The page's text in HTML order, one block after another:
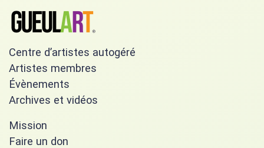
Centre d’artistes autogéré
Artistes membres
Évènements
Archives et vidéos
Mission
Faire un don